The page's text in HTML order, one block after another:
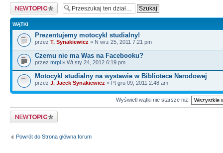
Napisz wątek
WĄTKI
Prezentujemy motocykl studialny!
przez T. Synakiewicz » N wrz 25, 2011 7:21 pm
Czemu nie ma Was na Facebooku?
przez mrpl » Wt sty 24, 2012 6:19 pm
Motocykl studialny na wystawie w Bibliotece Narodowej
przez J. Jacek Synakiewicz » Pt gru 09, 2011 2:48 am
Wyświetl wątki nie starsze niż:
Napisz wątek
Powrót do Strona główna forum